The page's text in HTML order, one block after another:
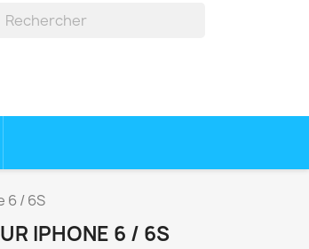
6 / 6S
IPHONE 6 / 6S